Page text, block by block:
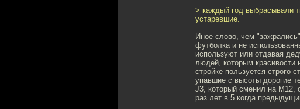
> каждый год выбрасывали
устаревшие.
Иное слово, чем
футболка и не
используют или отдавая
людей, которым красивости
стройке пользуется
упавшие с высоты дорогие
J3, который сменил на М12,
раз лет в 5 когда